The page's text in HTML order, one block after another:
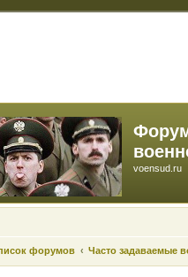
voensud.ru
форумов Часто задаваемые